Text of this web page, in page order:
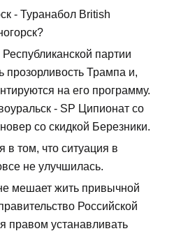
- Туранабол British
партии
прозорливость Трампа и,
на его программу.
- SP Ципионат со
со скидкой Березники.
в том, что ситуация в
не улучшилась.
мешает жить привычной
Российской
правом устанавливать